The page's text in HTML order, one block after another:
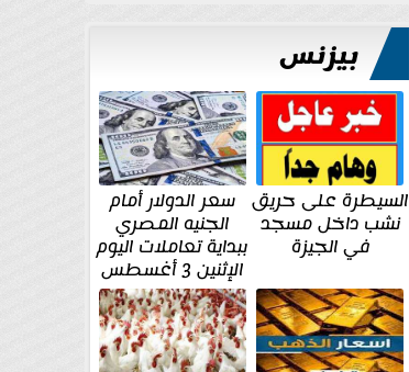
بيزنس
السيطرة على حريق
نشب داخل مسجد
في الجيزة
سعر الدولار أمام
الجنيه المصري
ببداية تعاملات اليوم
الإثنين 3 أغسطس